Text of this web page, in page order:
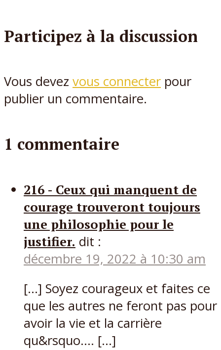
Participez à la discussion
Vous devez vous connecter pour
publier un commentaire.
1 commentaire
216 - Ceux qui manquent de
courage trouveront toujours
une philosophie pour le
justifier. dit :
décembre 19, 2022 à 10:30 am
[…] Soyez courageux et faites ce
que les autres ne feront pas pour
avoir la vie et la carrière
qu&rsquo…. […]